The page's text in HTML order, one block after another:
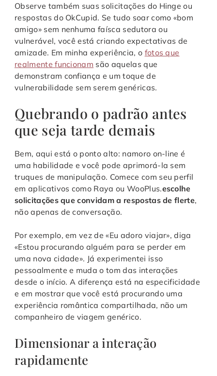
Observe também suas solicitações do Hinge ou
respostas do OkCupid. Se tudo soar como «bom
amigo» sem nenhuma faísca sedutora ou
vulnerável, você está criando expectativas de
amizade. Em minha experiência, o fotos que
realmente funcionam são aquelas que
demonstram confiança e um toque de
vulnerabilidade sem serem genéricas.
Quebrando o padrão antes
que seja tarde demais
Bem, aqui está o ponto alto: namoro on-line é
uma habilidade e você pode aprimorá-la sem
truques de manipulação. Comece com seu perfil
em aplicativos como Raya ou WooPlus.escolhe
solicitações que convidam a respostas de flerte,
não apenas de conversação.
Por exemplo, em vez de «Eu adoro viajar», diga
«Estou procurando alguém para se perder em
uma nova cidade». Já experimentei isso
pessoalmente e muda o tom das interações
desde o início. A diferença está na especificidade
e em mostrar que você está procurando uma
experiência romântica compartilhada, não um
companheiro de viagem genérico.
Dimensionar a interação
rapidamente